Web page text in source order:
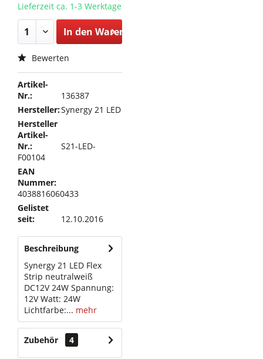
Lieferzeit ca. 1-3 Werktage
In den Warenkorb
Bewerten
Artikel-
Nr.:
136387
Hersteller:Synergy 21 LED
Hersteller
Artikel-
Nr.:
S21-LED-
F00104
EAN
Nummer:
4038816060433
Gelistet
seit:
12.10.2016
Beschreibung
Synergy 21 LED Flex
Strip neutralweiß
DC12V 24W Spannung:
12V Watt: 24W
Lichtfarbe:... mehr
Zubehör 4